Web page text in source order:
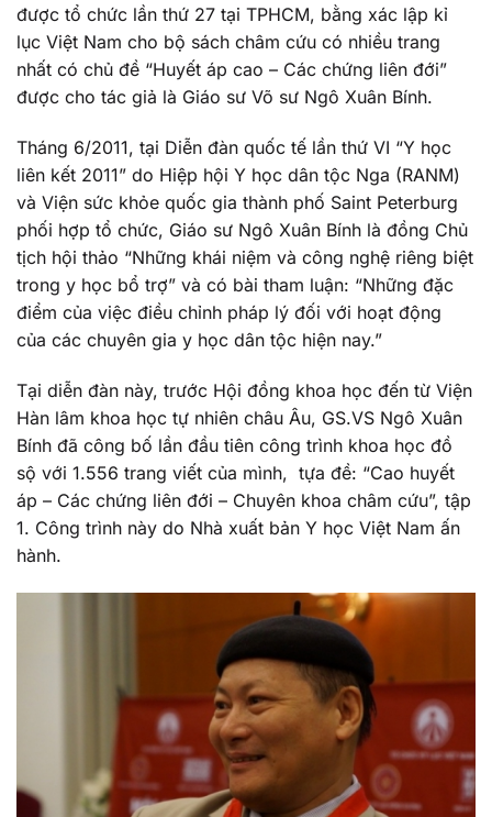
được tổ chức lần thứ 27 tại TPHCM, bằng xác lập kỉ
lục Việt Nam cho bộ sách châm cứu có nhiều trang
nhất có chủ đề “Huyết áp cao – Các chứng liên đới”
được cho tác giả là Giáo sư Võ sư Ngô Xuân Bính.
Tháng 6/2011, tại Diễn đàn quốc tế lần thứ VI “Y học
liên kết 2011” do Hiệp hội Y học dân tộc Nga (RANM)
và Viện sức khỏe quốc gia thành phố Saint Peterburg
phối hợp tổ chức, Giáo sư Ngô Xuân Bính là đồng Chủ
tịch hội thảo “Những khái niệm và công nghệ riêng biệt
trong y học bổ trợ” và có bài tham luận: “Những đặc
điểm của việc điều chỉnh pháp lý đối với hoạt động
của các chuyên gia y học dân tộc hiện nay.”
Tại diễn đàn này, trước Hội đồng khoa học đến từ Viện
Hàn lâm khoa học tự nhiên châu Âu, GS.VS Ngô Xuân
Bính đã công bố lần đầu tiên công trình khoa học đồ
sộ với 1.556 trang viết của mình, tựa đề: “Cao huyết
áp – Các chứng liên đới – Chuyên khoa châm cứu”, tập
1. Công trình này do Nhà xuất bản Y học Việt Nam ấn
hành.